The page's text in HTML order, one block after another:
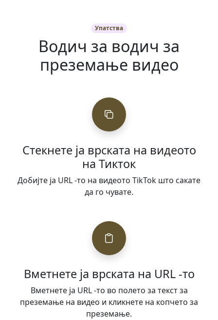
Упатства
Водич за водич за
преземање видео
Стекнете ја врската на видеото
на Тикток
Добијте ја URL -то на видеото TikTok што сакате
да го чувате.
Вметнете ја врската на URL -то
Вметнете ја URL -то во полето за текст за
преземање на видео и кликнете на копчето за
преземање.